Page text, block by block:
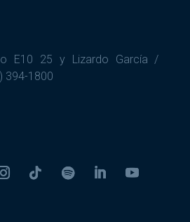
E10 25 y Lizardo García /
394-1800